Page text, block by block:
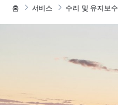
홈 서비스 수리 및 유지보수